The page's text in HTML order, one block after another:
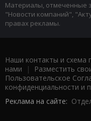
Материалы, отмеченные
"Новости компаний",
правах рекламы.
Наши контакты и схема
нами | Разместить
Пользовательское
конфиденциальности и
Реклама на сайте: